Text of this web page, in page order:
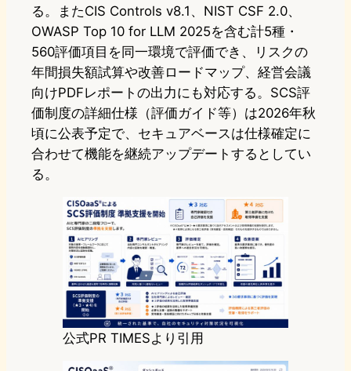
る。またCIS Controls v8.1、NIST CSF 2.0、
OWASP Top 10 for LLM 2025を含む計5種・
560評価項目を同一環境で評価でき、リスクの
年間損失額試算や改善ロードマップ、経営会議
向けPDFレポートの出力にも対応する。SCS評
価制度の詳細仕様（評価ガイド等）は2026年秋
頃に公表予定で、セキュアベースは仕様確定に
合わせて機能を継続アップデートするとしてい
る。
公式PR TIMESより引用